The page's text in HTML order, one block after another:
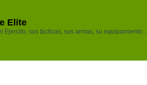
Elite
sus tácticas, sus armas, su equipamiento...